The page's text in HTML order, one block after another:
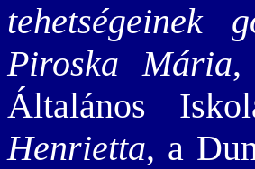
tehetségeinek
Piroska Mária,
Általános
Henrietta, a